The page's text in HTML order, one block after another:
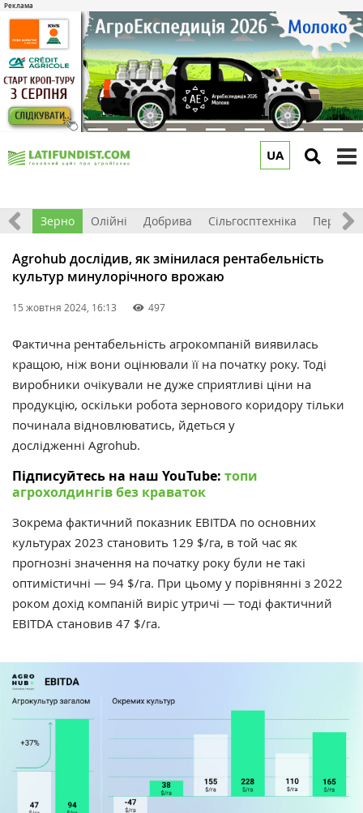
UA
Світ Зерно Олійні Добрива Сільгосптехніка
Agrohub дослідив, як змінилася рентабельність
культур минулорічного врожаю
15 жовтня 2024, 16:13 497
Фактична рентабельність агрокомпаній виявилась
кращою, ніж вони оцінювали її на початку року. Тоді
виробники очікували не дуже сприятливі ціни на
продукцію, оскільки робота зернового коридору тільки
починала відновлюватись, йдеться у
дослідженні Agrohub.
Підписуйтесь на наш YouTube: топи
агрохолдингів без краваток
Зокрема фактичний показник EBITDA по основних
культурах 2023 становить 129 $/га, в той час як
прогнозні значення на початку року були не такі
оптимістичні — 94 $/га. При цьому у порівнянні з 2022
роком дохід компаній виріс утричі — тоді фактичний
EBITDA становив 47 $/га.